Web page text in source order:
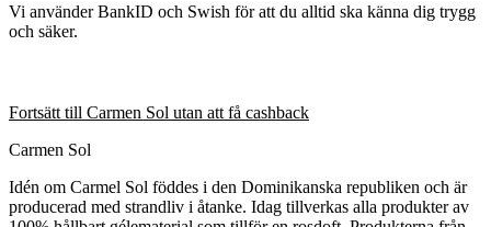
Vi använder BankID och Swish för att du alltid ska känna dig trygg
och säker.
Fortsätt till Carmen Sol utan att få cashback
Carmen Sol
Idén om Carmel Sol föddes i den Dominikanska republiken och är
producerad med strandliv i åtanke. Idag tillverkas alla produkter av